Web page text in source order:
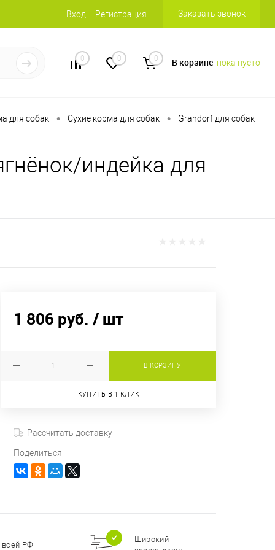
Вход Регистрация Заказать звонок
0 0 0 В корзине пока пусто
для собак • Сухие корма для собак • Grandorf для собак
индейка для
1 806 руб. / шт
В КОРЗИНУ
КУПИТЬ В 1 КЛИК
Рассчитать доставку
Поделиться
всей РФ
Широкий